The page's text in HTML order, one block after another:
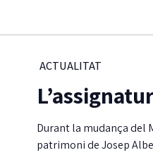
ACTUALITAT
Durant la mudança del
patrimoni de Josep